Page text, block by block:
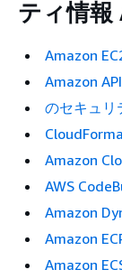
ティ情
Amazon
Amazon
のセキュリ
Amazon
AWS
Amazon
Amazon
Amazon